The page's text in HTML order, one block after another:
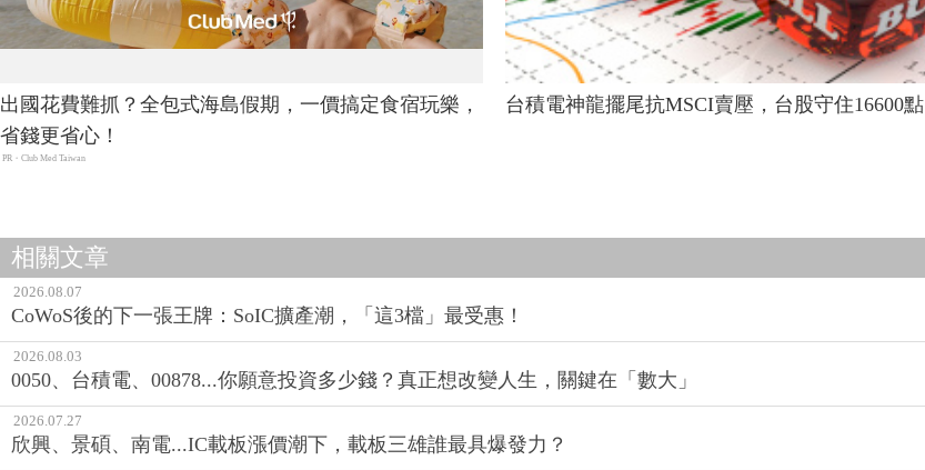
出國花費難抓？全包式海島假期，一價搞定食宿玩樂，
省錢更省心！
PR・Club Med Taiwan
台積電神龍擺尾抗MSCI賣壓，台股守住16600點
相關文章
2026.08.07
CoWoS後的下一張王牌：SoIC擴產潮，「這3檔」最受惠！
2026.08.03
0050、台積電、00878...你願意投資多少錢？真正想改變人生，關鍵在「數大」
2026.07.27
欣興、景碩、南電...IC載板漲價潮下，載板三雄誰最具爆發力？